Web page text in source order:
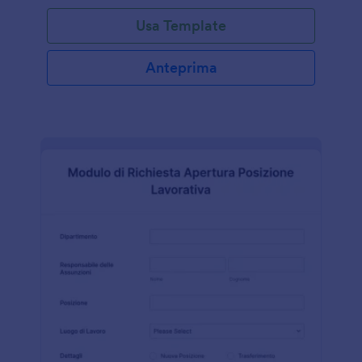
Usa Template
Anteprima